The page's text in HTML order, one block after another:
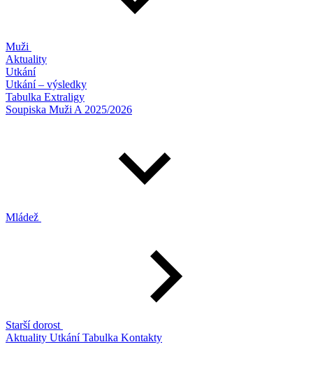
Muži
Aktuality
Utkání
Utkání – výsledky
Tabulka Extraligy
Soupiska Muži A 2025/2026
Mládež
Starší dorost
Aktuality UtkáníTabulka Kontakty